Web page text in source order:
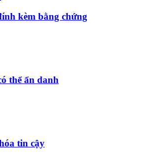
kèm bằng chứng
thể ẩn danh
tin cậy